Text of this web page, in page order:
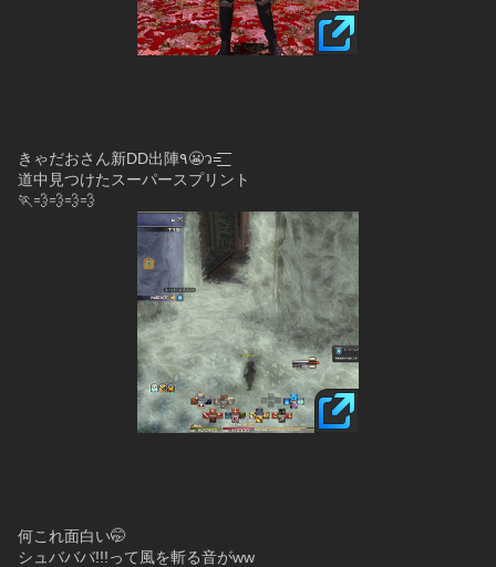
きゃだおさん新DD出陣٩😬ว=͟͟͞͞
道中見つけたスーパースプリント
🏃💨💨💨💨
何これ面白い🤭
シュバババ!!!って風を斬る音がww